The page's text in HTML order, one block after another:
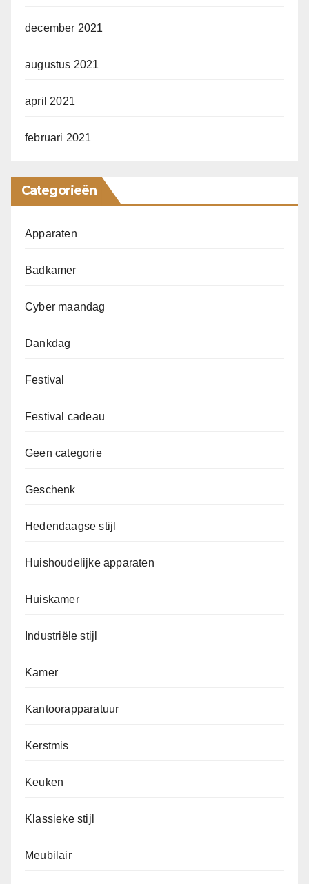
december 2021
augustus 2021
april 2021
februari 2021
Categorieën
Apparaten
Badkamer
Cyber maandag
Dankdag
Festival
Festival cadeau
Geen categorie
Geschenk
Hedendaagse stijl
Huishoudelijke apparaten
Huiskamer
Industriële stijl
Kamer
Kantoorapparatuur
Kerstmis
Keuken
Klassieke stijl
Meubilair